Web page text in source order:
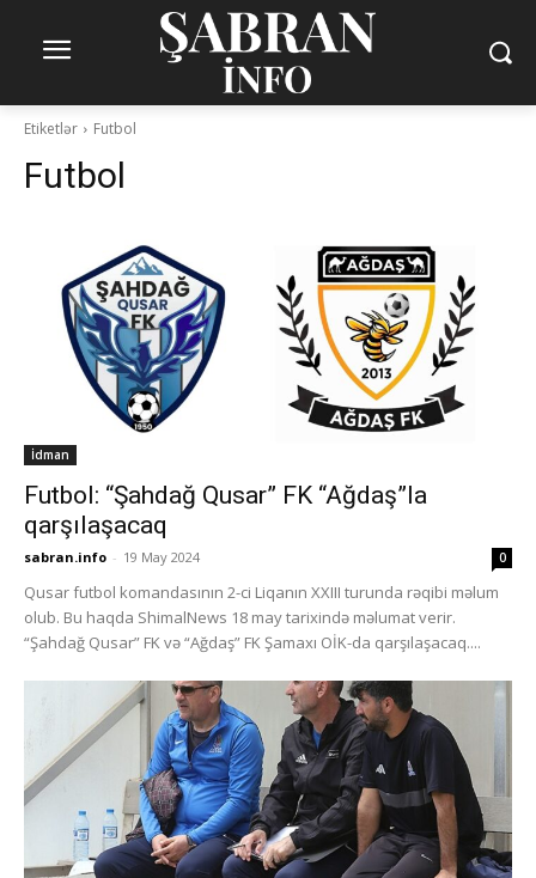
Etiketlər Futbol
Futbol
İdman
Futbol: “Şahdağ Qusar” FK “Ağdaş”la
qarşılaşacaq
sabran.info - 19 May 2024 0
Qusar futbol komandasının 2-ci Liqanın XXIII turunda rəqibi məlum
olub. Bu haqda ShimalNews 18 may tarixində məlumat verir.
“Şahdağ Qusar” FK və “Ağdaş” FK Şamaxı OİK-da qarşılaşacaq....